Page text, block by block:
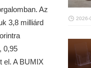
Az
3,8 milliárd
0,95
el. A BUMIX
2026-